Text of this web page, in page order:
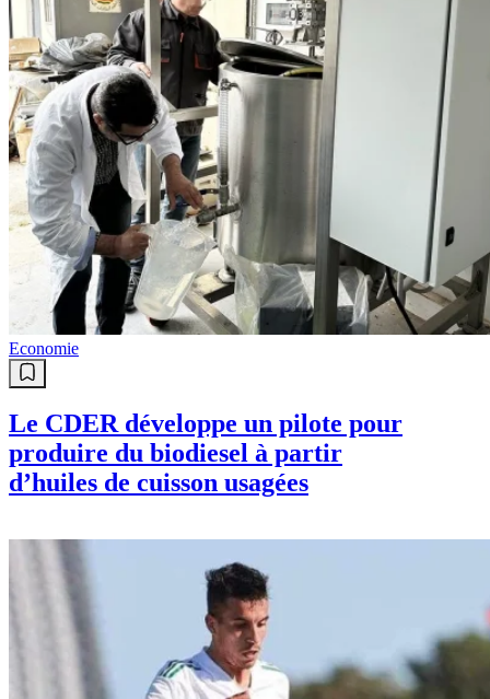
Economie
Le CDER développe un pilote pour
produire du biodiesel à partir
d’huiles de cuisson usagées